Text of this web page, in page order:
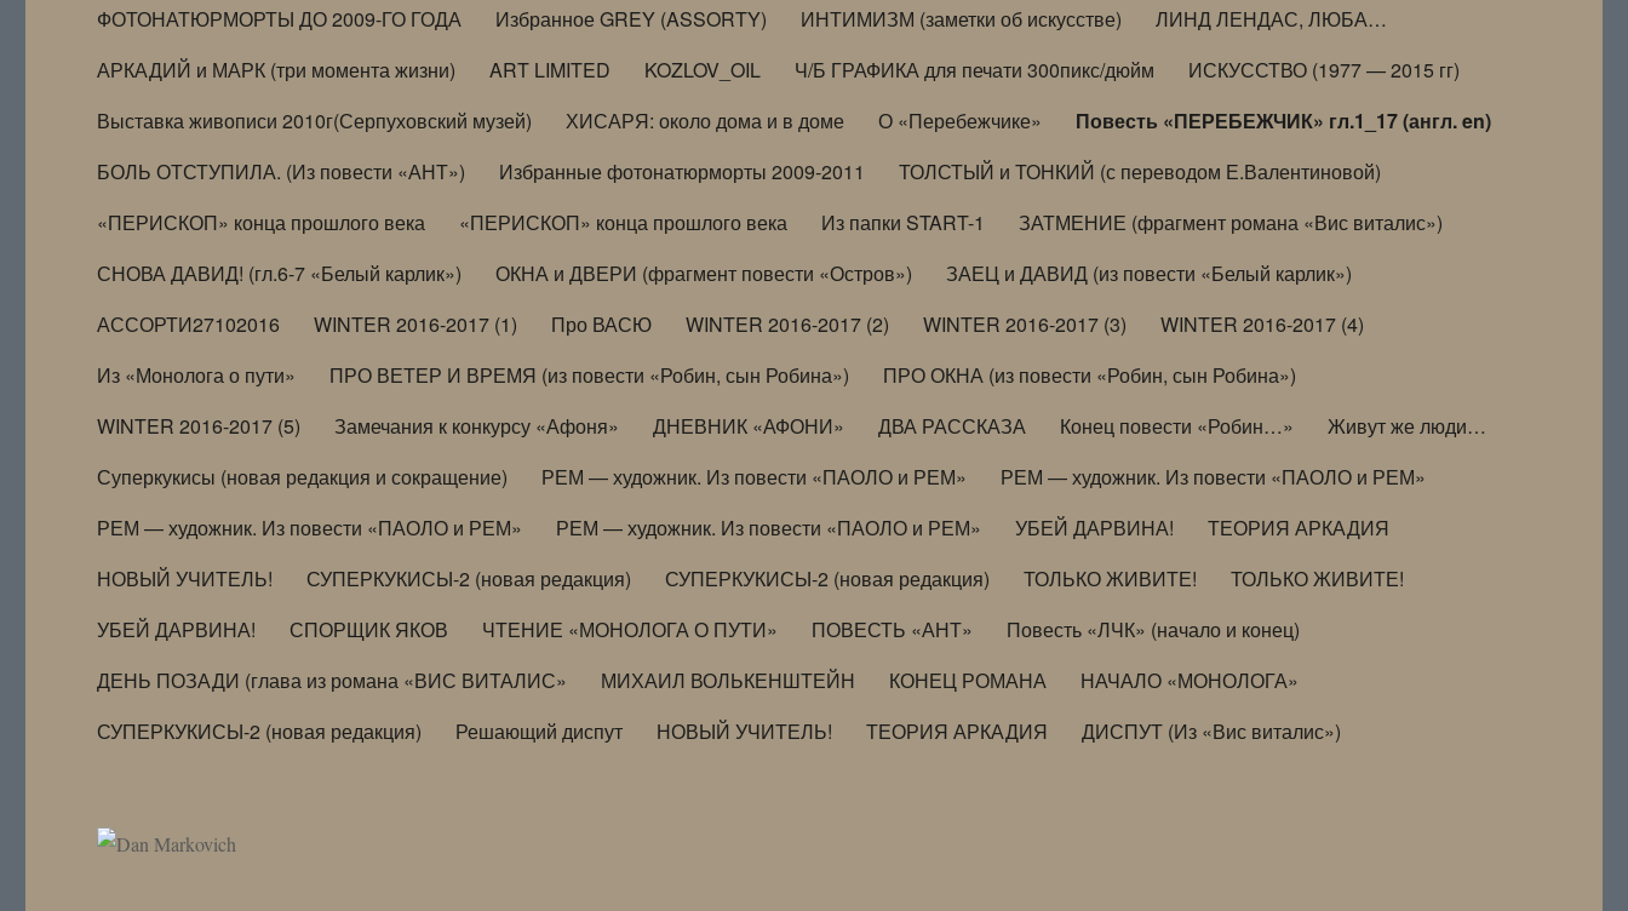
ФОТОНАТЮРМОРТЫ ДО 2009-ГО ГОДА
Избранное GREY (ASSORTY) ИНТИМИЗМ (заметки об искусстве)
ЛИНД ЛЕНДАС, ЛЮБА…
АРКАДИЙ и МАРК (три момента жизни)
ART LIMITED KOZLOV_OIL Ч/Б ГРАФИКА для печати 300пикс/дюйм
ИСКУССТВО (1977 — 2015 гг)
Выставка живописи 2010г(Серпуховский музей)
ХИСАРЯ: около дома и в доме О «Перебежчике»
Повесть «ПЕРЕБЕЖЧИК» гл.1_17 (англ. en)
БОЛЬ ОТСТУПИЛА. (Из повести «АНТ»)
Избранные фотонатюрморты 2009-2011
ТОЛСТЫЙ и ТОНКИЙ (с переводом Е.Валентиновой)
«ПЕРИСКОП» конца прошлого века
«ПЕРИСКОП» конца прошлого века Из папки START-1
ЗАТМЕНИЕ (фрагмент романа «Вис виталис»)
СНОВА ДАВИД! (гл.6-7 «Белый карлик»)
ОКНА и ДВЕРИ (фрагмент повести «Остров»)
ЗАЕЦ и ДАВИД (из повести «Белый карлик»)
АССОРТИ27102016
WINTER 2016-2017 (1) Про ВАСЮ WINTER 2016-2017 (2) WINTER 2016-2017 (3)
WINTER 2016-2017 (4)
Из «Монолога о пути»
ПРО ВЕТЕР И ВРЕМЯ (из повести «Робин, сын Робина»)
ПРО ОКНА (из повести «Робин, сын Робина»)
WINTER 2016-2017 (5)
Замечания к конкурсу «Афоня» ДНЕВНИК «АФОНИ» ДВА РАССКАЗА Конец повести «Робин…»
Живут же люди…
Суперкукисы (новая редакция и сокращение)
РЕМ — художник. Из повести «ПАОЛО и РЕМ»
РЕМ — художник. Из повести «ПАОЛО и РЕМ»
РЕМ — художник. Из повести «ПАОЛО и РЕМ»
РЕМ — художник. Из повести «ПАОЛО и РЕМ» УБЕЙ ДАРВИНА!
ТЕОРИЯ АРКАДИЯ
НОВЫЙ УЧИТЕЛЬ!
СУПЕРКУКИСЫ-2 (новая редакция) СУПЕРКУКИСЫ-2 (новая редакция) ТОЛЬКО ЖИВИТЕ!
ТОЛЬКО ЖИВИТЕ!
УБЕЙ ДАРВИНА!
СПОРЩИК ЯКОВ ЧТЕНИЕ «МОНОЛОГА О ПУТИ» ПОВЕСТЬ «АНТ»
Повесть «ЛЧК» (начало и конец)
ДЕНЬ ПОЗАДИ (глава из романа «ВИС ВИТАЛИС»
МИХАИЛ ВОЛЬКЕНШТЕЙН КОНЕЦ РОМАНА
НАЧАЛО «МОНОЛОГА»
СУПЕРКУКИСЫ-2 (новая редакция)
Решающий диспут НОВЫЙ УЧИТЕЛЬ! ТЕОРИЯ АРКАДИЯ ДИСПУТ (Из «Вис виталис»)